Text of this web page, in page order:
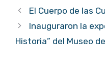
El Cuerpo de las
Inauguraron la
Historia” del Museo